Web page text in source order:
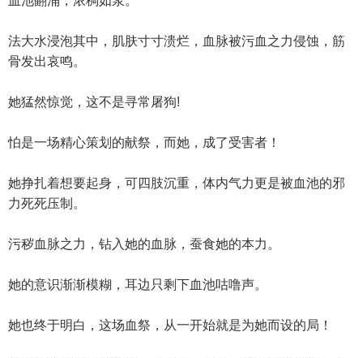
法大水浸泡其中，肌肤寸寸溃烂，血脉被污血之力侵蚀，筋
骨发出哀鸣。
她猛然惊觉，这不是寻常屠狗!
怕是一场精心策划的献祭，而她，成了受害者！
她挣扎着想要起身，可四肢沉重，体内气力更是被血池的邪
力死死压制。
污秽血脉之力，钻入她的血脉，蚕食她的本力。
她的意识渐渐模糊，耳边只剩下血池咕噜声。
她也终于明白，这场血祭，从一开始就是为她而设的局！